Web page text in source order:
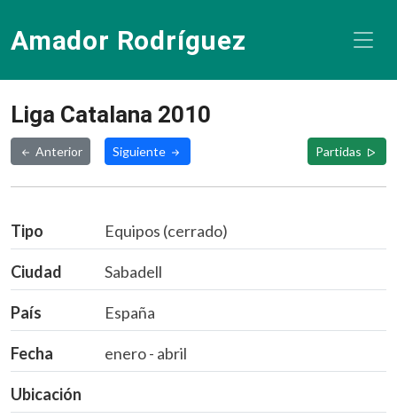
Amador Rodríguez
Liga Catalana 2010
Anterior Siguiente Partidas
Tipo Equipos (cerrado)
Ciudad Sabadell
País España
Fecha enero - abril
Ubicación